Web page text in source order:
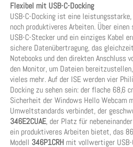
Flexibel mit USB-C-Docking
USB-C-Docking ist eine
noch produktiveres Arbeiten. Über
USB-C-Stecker und ein einziges Kabel
sichere Datenübertragung, das
Notebooks und den direkten Anschluss
den Monitor, um Dateien
vieles mehr. Auf der ISE werden vier
Docking zu sehen sein: der flache 68,6
Sicherheit der Windows Hello Webcam
Umweltstandards verbindet, der
346E2CUAE, der Platz für
ein produktiveres Arbeiten bietet, das
Modell 346P1CRH mit vollwertiger